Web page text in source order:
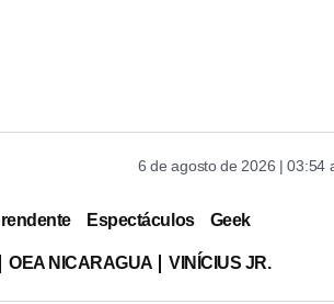
6 de agosto de 2026 | 03:54
Espectáculos Geek
OEA NICARAGUA VINÍCIUS JR.